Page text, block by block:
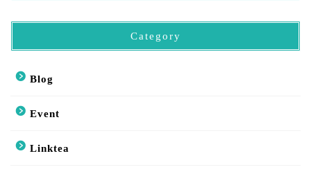
Category
Blog
Event
Linktea